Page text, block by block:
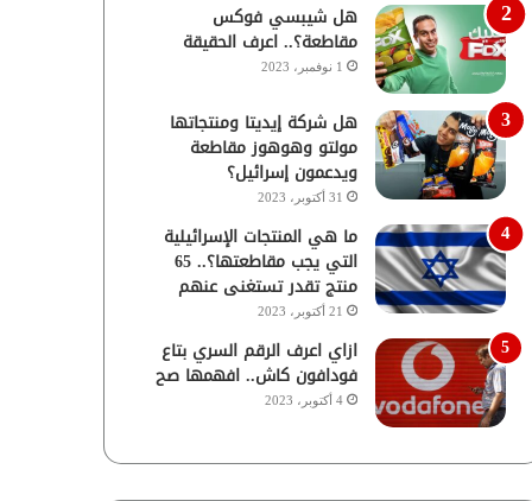
هل شيبسي فوكس
مقاطعة؟.. اعرف الحقيقة
1 نوفمبر، 2023
هل شركة إيديتا ومنتجاتها
مولتو وهوهوز مقاطعة
ويدعمون إسرائيل؟
31 أكتوبر، 2023
ما هي المنتجات الإسرائيلية
التي يجب مقاطعتها؟.. 65
منتج تقدر تستغنى عنهم
21 أكتوبر، 2023
ازاي اعرف الرقم السري بتاع
فودافون كاش.. افهمها صح
4 أكتوبر، 2023